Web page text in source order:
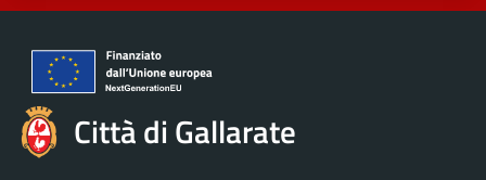
Città di Gallarate